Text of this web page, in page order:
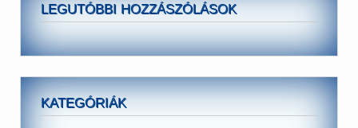
LEGUTÓBBI HOZZÁSZÓLÁSOK
KATEGÓRIÁK